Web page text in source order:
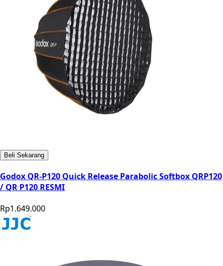
Beli Sekarang
Godox QR-P120 Quick Release Parabolic Softbox QRP120
/ QR P120 RESMI
Rp1.649.000